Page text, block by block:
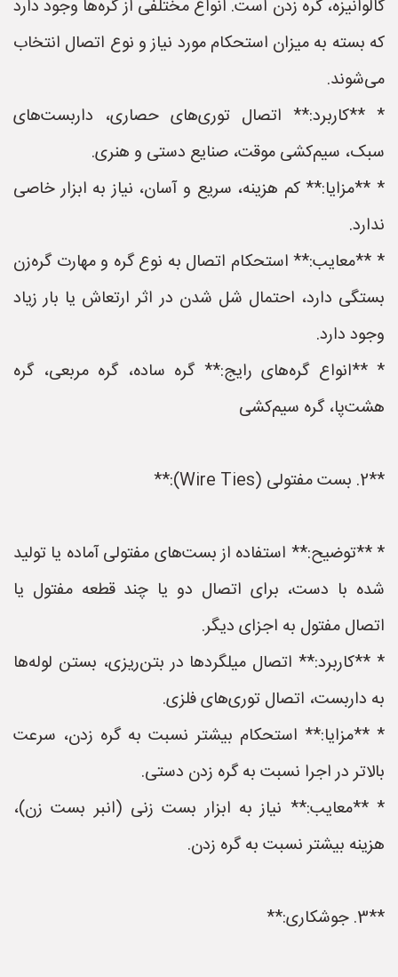
گالوانیزه، گره زدن است. انواع مختلفی از گره‌ها وجود دارد
که بسته به میزان استحکام مورد نیاز و نوع اتصال انتخاب
می‌شوند.
* **کاربرد:** اتصال توری‌های حصاری، داربست‌های
سبک، سیم‌کشی موقت، صنایع دستی و هنری.
* **مزایا:** کم هزینه، سریع و آسان، نیاز به ابزار خاصی
ندارد.
* **معایب:** استحکام اتصال به نوع گره و مهارت گره‌زن
بستگی دارد، احتمال شل شدن در اثر ارتعاش یا بار زیاد
وجود دارد.
* **انواع گره‌های رایج:** گره ساده، گره مربعی، گره
هشت‌پا، گره سیم‌کشی
**2. بست مفتولی (Wire Ties):**
* **توضیح:** استفاده از بست‌های مفتولی آماده یا تولید
شده با دست، برای اتصال دو یا چند قطعه مفتول یا
اتصال مفتول به اجزای دیگر.
* **کاربرد:** اتصال میلگردها در بتن‌ریزی، بستن لوله‌ها
به داربست، اتصال توری‌های فلزی.
* **مزایا:** استحکام بیشتر نسبت به گره زدن، سرعت
بالاتر در اجرا نسبت به گره زدن دستی.
* **معایب:** نیاز به ابزار بست زنی (انبر بست زن)،
هزینه بیشتر نسبت به گره زدن.
**3. جوشکاری:**